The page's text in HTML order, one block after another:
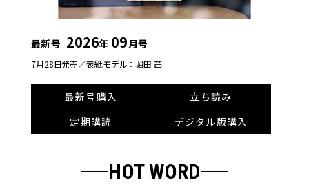
最新号 2026年 09月号
7月28日発売／表紙モデル：堀田 茜
最新号購入
立ち読み
定期購読
デジタル版購入
HOT WORD